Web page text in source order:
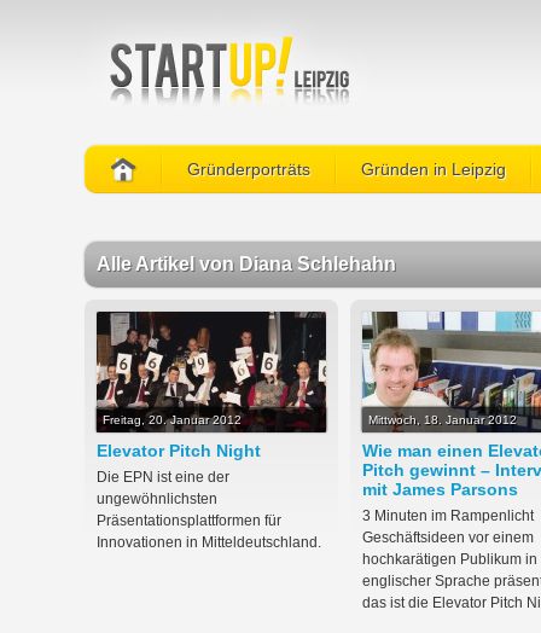
Gründerporträts Gründen in Leipzig
Alle Artikel von Diana Schlehahn
Freitag, 20. Januar 2012
Elevator Pitch Night
Die EPN ist eine der
ungewöhnlichsten
Präsentationsplattformen für
Innovationen in Mitteldeutschland.
Mittwoch, 18. Januar 2012
Wie man einen
Pitch gewinnt –
mit James Parsons
3 Minuten im Rampenlicht
Geschäftsideen vor einem
hochkarätigen Publikum in
englischer Sprache
das ist die Elevator Pitch